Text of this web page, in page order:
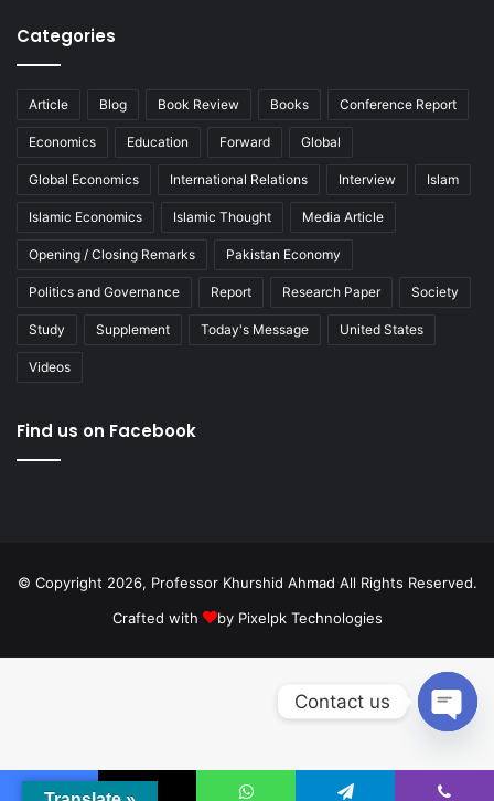
Categories
Article Blog Book Review Books Conference Report
Economics Education Forward Global
Global Economics International Relations Interview Islam
Islamic Economics Islamic Thought Media Article
Opening / Closing Remarks Pakistan Economy
Politics and Governance Report Research Paper Society
Study Supplement Today's Message United States
Videos
Find us on Facebook
© Copyright 2026, Professor Khurshid Ahmad All Rights Reserved.
Crafted with
by Pixelpk Technologies
Contact us